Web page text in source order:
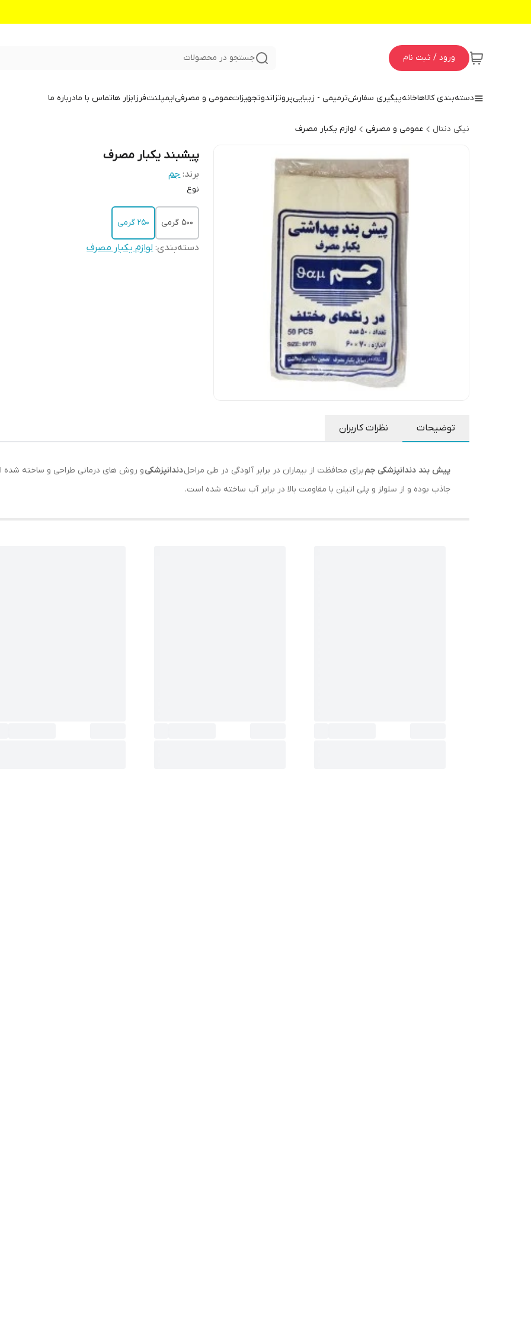
ورود / ثبت نام جستجو در محصولات
دسته‌بندی کالاهاخانهپیگیری سفارشترمیمی - زیباییپروتزاندوتجهیزاتعمومی و مصرفیایمپلنتفرزابزار هاتماس با مادرباره ما
نیکی دنتال عمومی و مصرفی لوازم یکبار مصرف
پیشبند یکبار مصرف
برند: جم
نوع
500 گرمی ۲۵۰ گرمی
دسته‌بندی:لوازم یکبار مصرف
توضیحات نظرات کاربران
پیش بند دندانپزشکی جمبرای محافظت از بیماران در برابر آلودگی در طی مراحلدندانپزشکیو روش های درمانی طراحی و ساخته شده
جاذب بوده و از سلولز و پلی اتیلن با مقاومت بالا در برابر آب ساخته شده است.